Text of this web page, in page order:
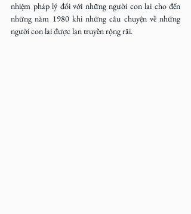
nhiệm pháp lý đối với những người con lai cho đến
những năm 1980 khi những câu chuyện về những
người con lai được lan truyền rộng rãi.